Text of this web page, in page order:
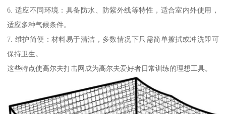
6. 适应不同环境：具备防水、防紫外线等特性，适合室内外使用，
适应多种气候条件。
7. 维护简便：材料易于清洁，多数情况下只需简单擦拭或冲洗即可
保持卫生。
这些特点使高尔夫打击网成为高尔夫爱好者日常训练的理想工具。